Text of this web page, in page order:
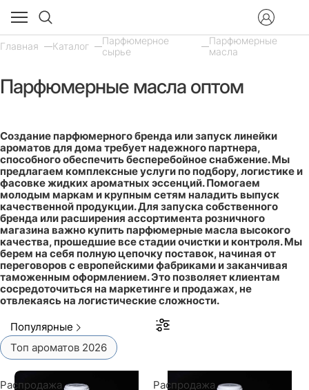
Главная Каталог
Парфюмерное
сырье
Парфюмерные
масла
Парфюмерные масла оптом
Создание парфюмерного бренда или запуск линейки
ароматов для дома требует надежного партнера,
способного обеспечить бесперебойное снабжение. Мы
предлагаем комплексные услуги по подбору, логистике и
фасовке жидких ароматных эссенций. Помогаем
молодым маркам и крупным сетям наладить выпуск
качественной продукции. Для запуска собственного
бренда или расширения ассортимента розничного
магазина важно купить парфюмерные масла высокого
качества, прошедшие все стадии очистки и контроля. Мы
берем на себя полную цепочку поставок, начиная от
переговоров с европейскими фабриками и заканчивая
таможенным оформлением. Это позволяет клиентам
сосредоточиться на маркетинге и продажах, не
отвлекаясь на логистические сложности.
Популярные
Топ ароматов 2026
Распродажа
Распродажа